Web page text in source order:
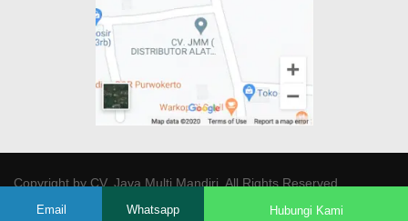
Copyright byCV. Java Multi Mandiri. All Rights Reserved.
Email Whatsapp Hubungi Kami